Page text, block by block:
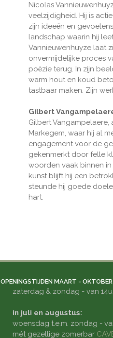
Nicolas
veelzijdigheid. Hij is
zijn ideeën en
landschap waarin hij
Vannieuwenhuyze laat
onvermijdelijke proces
poëzie terug. In zijn
warm hout en koud
tastbaar maken. Zijn
Gilbert
Gilbert Vangampelaere,
Markegem, waar hij al
engagement voor de
gekenmerkt door felle
woorden vaak binnen
kunst blijft hij een
steunde hij goede
hart.
OPENINGSTIJDEN MAART - OKTOBER
zaterdag & zondag - van
in juli en augustus:
woensdag t.e.m. zondag -
mét gezellige zomerbar